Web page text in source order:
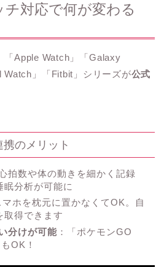
チ対応で何が変わる
「Apple Watch」「Galaxy
」「Fitbit」シリーズが公式
のメリット
拍数や体の動きを細かく記録
眠分析が可能に
マホを枕元に置かなくてOK。自
取得できます
分けが可能 ：「ポケモンGO
OK！